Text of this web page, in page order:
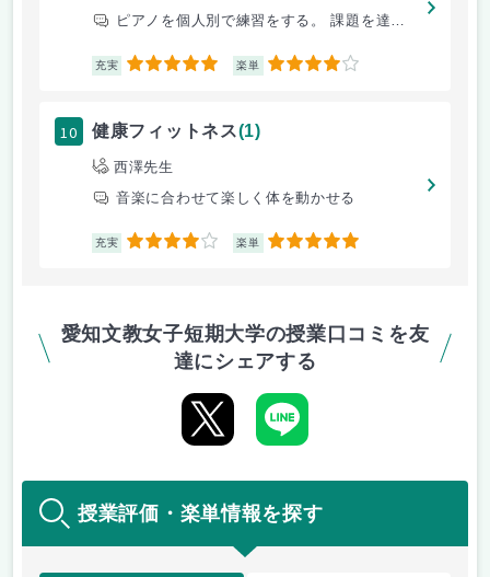
ピアノを個人別で練習をする。 課題を達成する。
充実 5 楽単 4
10 健康フィットネス(1)
西澤先生
音楽に合わせて楽しく体を動かせる
充実 4 楽単 5
愛知文教女子短期大学の授業口コミを友
達にシェアする
授業評価・楽単情報を探す